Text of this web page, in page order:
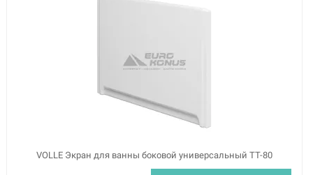
VOLLE Экран для ванны боковой универсальный TT-80